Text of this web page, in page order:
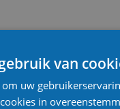
van
uw
in